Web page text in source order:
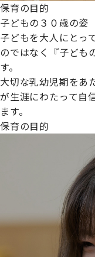
プライムスターほい
続けられる環境づく
【えるぼし認定(☆☆)
保育の目的
子どもの３０歳の姿
子どもを大人にとっ
のではなく『子ども
す。
大切な乳幼児期をあ
が生涯にわたって自
ます。
保育の目的